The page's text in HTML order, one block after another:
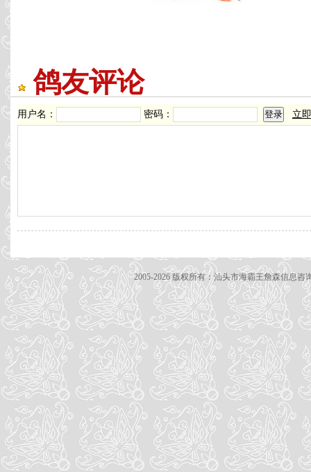
鸽友评论
用户名： 密码： 立
2005-2026 版权所有：汕头市海霸王詹森信息咨